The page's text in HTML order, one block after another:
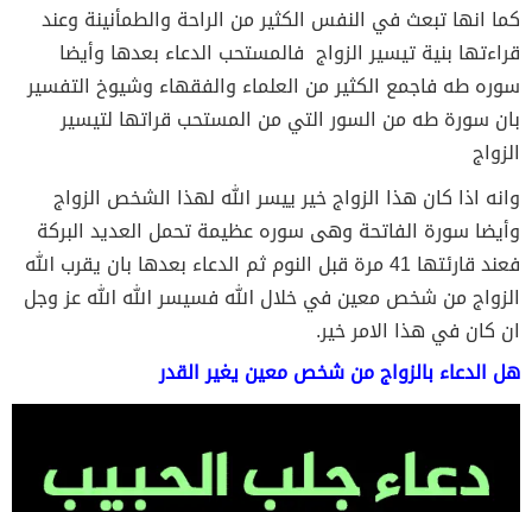
كما انها تبعث في النفس الكثير من الراحة والطمأنينة وعند
قراءتها بنية تيسير الزواج فالمستحب الدعاء بعدها وأيضا
سوره طه فاجمع الكثير من العلماء والفقهاء وشيوخ التفسير
بان سورة طه من السور التي من المستحب قراتها لتيسير
الزواج
وانه اذا كان هذا الزواج خير ييسر الله لهذا الشخص الزواج
وأيضا سورة الفاتحة وهى سوره عظيمة تحمل العديد البركة
فعند قارئتها 41 مرة قبل النوم ثم الدعاء بعدها بان يقرب الله
الزواج من شخص معين في خلال الله فسيسر الله الله عز وجل
ان كان في هذا الامر خير.
هل الدعاء بالزواج من شخص معين يغير القدر